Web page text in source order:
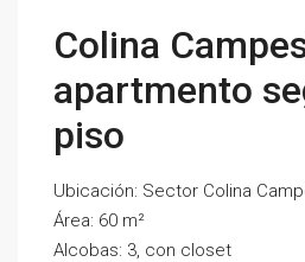
Colina
apartmento
piso
Ubicación: Sector Colina
Área: 60 m²
Alcobas: 3, con closet